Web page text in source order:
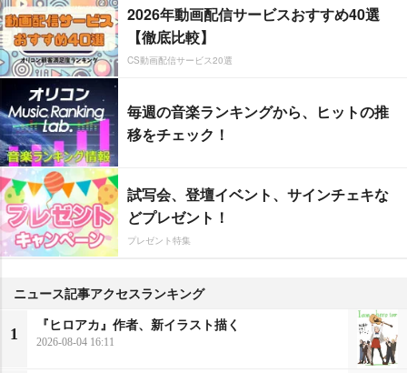
2026年動画配信サービスおすすめ40選
【徹底比較】
CS動画配信サービス20選
毎週の音楽ランキングから、ヒットの推
移をチェック！
試写会、登壇イベント、サインチェキな
どプレゼント！
プレゼント特集
ニュース記事アクセスランキング
1
『ヒロアカ』作者、新イラスト描く
2026-08-04 16:11